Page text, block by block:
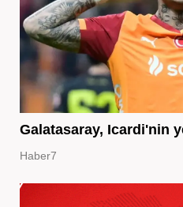
Galatasaray, Icardi'nin
Haber7